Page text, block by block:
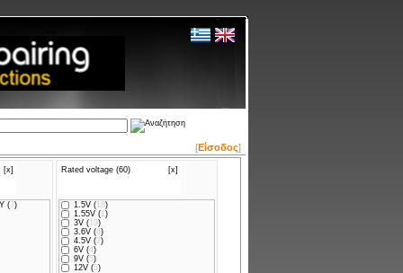
[Είσοδος]
[x]
(7)
Rated voltage (60) [x]
1.5V (18 )
1.55V (1)
3V (19)
3.6V (6)
4.5V (2)
6V (4 )
9V (5)
12V (5)